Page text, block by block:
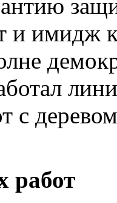
и имидж
с
работ